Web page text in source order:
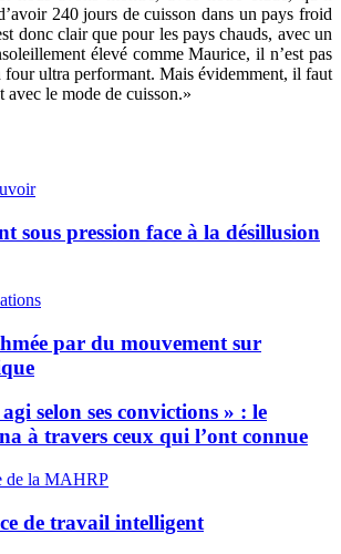
240 jours de cuisson dans un pays froid
donc clair que pour les pays chauds, avec un
élevé comme Maurice, il n’est pas
four ultra performant. Mais évidemment, il faut
avec le mode de cuisson.»
sous pression face à la désillusion
par du mouvement sur
selon ses convictions » : le
à travers ceux qui l’ont connue
de la MAHRP
de travail intelligent